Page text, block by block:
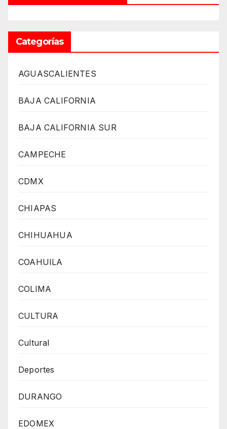
Categorías
AGUASCALIENTES
BAJA CALIFORNIA
BAJA CALIFORNIA SUR
CAMPECHE
CDMX
CHIAPAS
CHIHUAHUA
COAHUILA
COLIMA
CULTURA
Cultural
Deportes
DURANGO
EDOMEX